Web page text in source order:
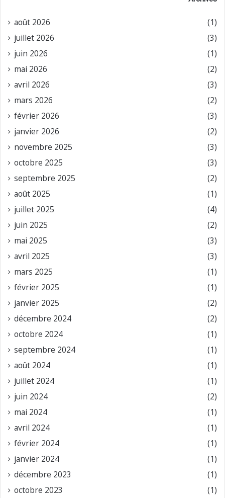
août 2026
(1)
juillet 2026
(3)
juin 2026
(1)
mai 2026
(2)
avril 2026
(3)
mars 2026
(2)
février 2026
(3)
janvier 2026
(2)
novembre 2025
(3)
octobre 2025
(3)
septembre 2025
(2)
août 2025
(1)
juillet 2025
(4)
juin 2025
(2)
mai 2025
(3)
avril 2025
(3)
mars 2025
(1)
février 2025
(1)
janvier 2025
(2)
décembre 2024
(2)
octobre 2024
(1)
septembre 2024
(1)
août 2024
(1)
juillet 2024
(1)
juin 2024
(2)
mai 2024
(1)
avril 2024
(1)
février 2024
(1)
janvier 2024
(1)
décembre 2023
(1)
octobre 2023
(1)